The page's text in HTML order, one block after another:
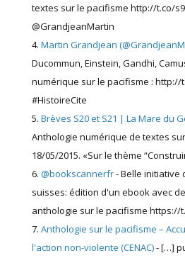
textes sur le pacifisme http://t.co/
@GrandjeanMartin
Martin Grandjean
Ducommun, Einstein, Gandhi,
numérique sur le pacifisme : http://
#HistoireCite
Brèves S20 et S21 | La Mare du
Anthologie numérique de textes
18/05/2015. «Sur le thème
@bookscannerfr- Belle initiative
suisses: édition d'un ebook avec
anthologie sur le pacifisme https://
Anthologie sur le pacifisme –
l'action non-violente (CENAC)- […]